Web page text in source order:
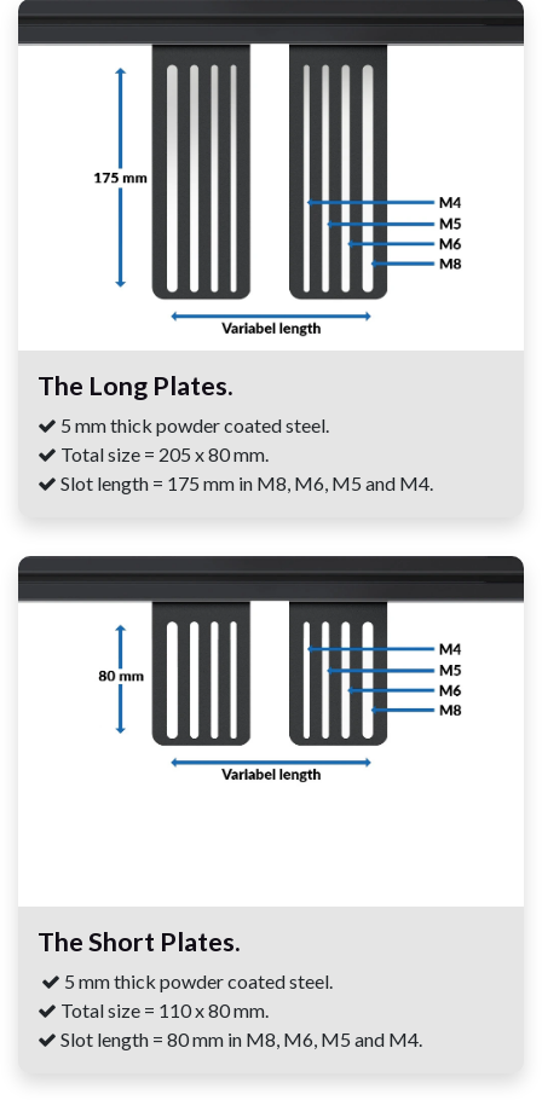
The Long Plates.
5 mm thick powder coated steel.
Total size = 205 x 80 mm.
Slot length = 175 mm in M8, M6, M5 and M4.
The Short Plates.
5 mm thick powder coated steel.
Total size = 110 x 80 mm.
Slot length = 80 mm in M8, M6, M5 and M4.